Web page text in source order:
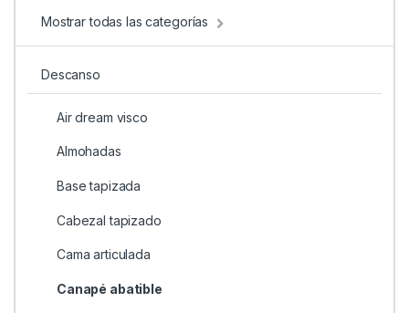
Mostrar todas las categorías
Descanso
Air dream visco
Almohadas
Base tapizada
Cabezal tapizado
Cama articulada
Canapé abatible